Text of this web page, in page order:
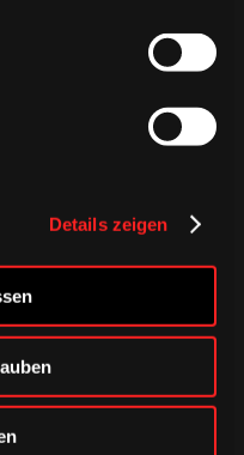
Details zeigen
Weg – unser